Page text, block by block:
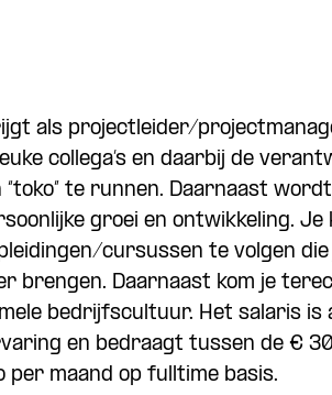
als projectleider/
collega’s en daarbij de
“toko” te runnen. Daarnaast
groei en ontwikkeling.
cursussen te volgen
brengen. Daarnaast kom je
bedrijfscultuur. Het salaris is
en bedraagt tussen de €
per maand op fulltime basis.